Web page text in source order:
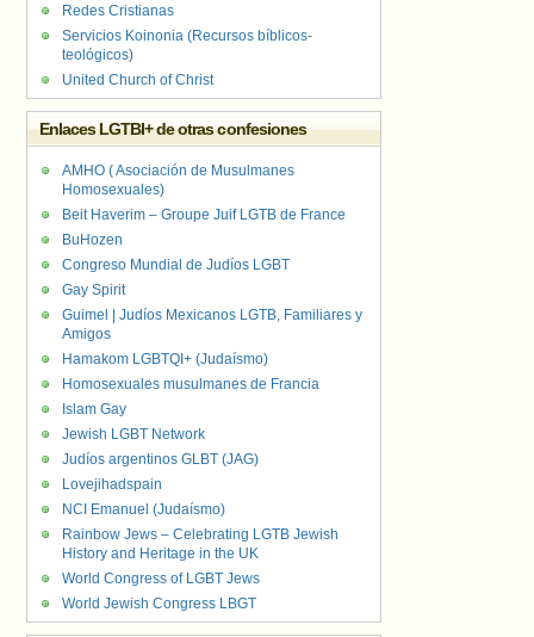
Redes Cristianas
Servicios Koinonia (Recursos bíblicos-
teológicos)
United Church of Christ
Enlaces LGTBI+ de otras confesiones
AMHO ( Asociación de Musulmanes
Homosexuales)
Beit Haverim – Groupe Juif LGTB de France
BuHozen
Congreso Mundial de Judíos LGBT
Gay Spirit
Guimel | Judíos Mexicanos LGTB, Familiares y
Amigos
Hamakom LGBTQI+ (Judaísmo)
Homosexuales musulmanes de Francia
Islam Gay
Jewish LGBT Network
Judíos argentinos GLBT (JAG)
Lovejihadspain
NCI Emanuel (Judaísmo)
Rainbow Jews – Celebrating LGTB Jewish
History and Heritage in the UK
World Congress of LGBT Jews
World Jewish Congress LBGT